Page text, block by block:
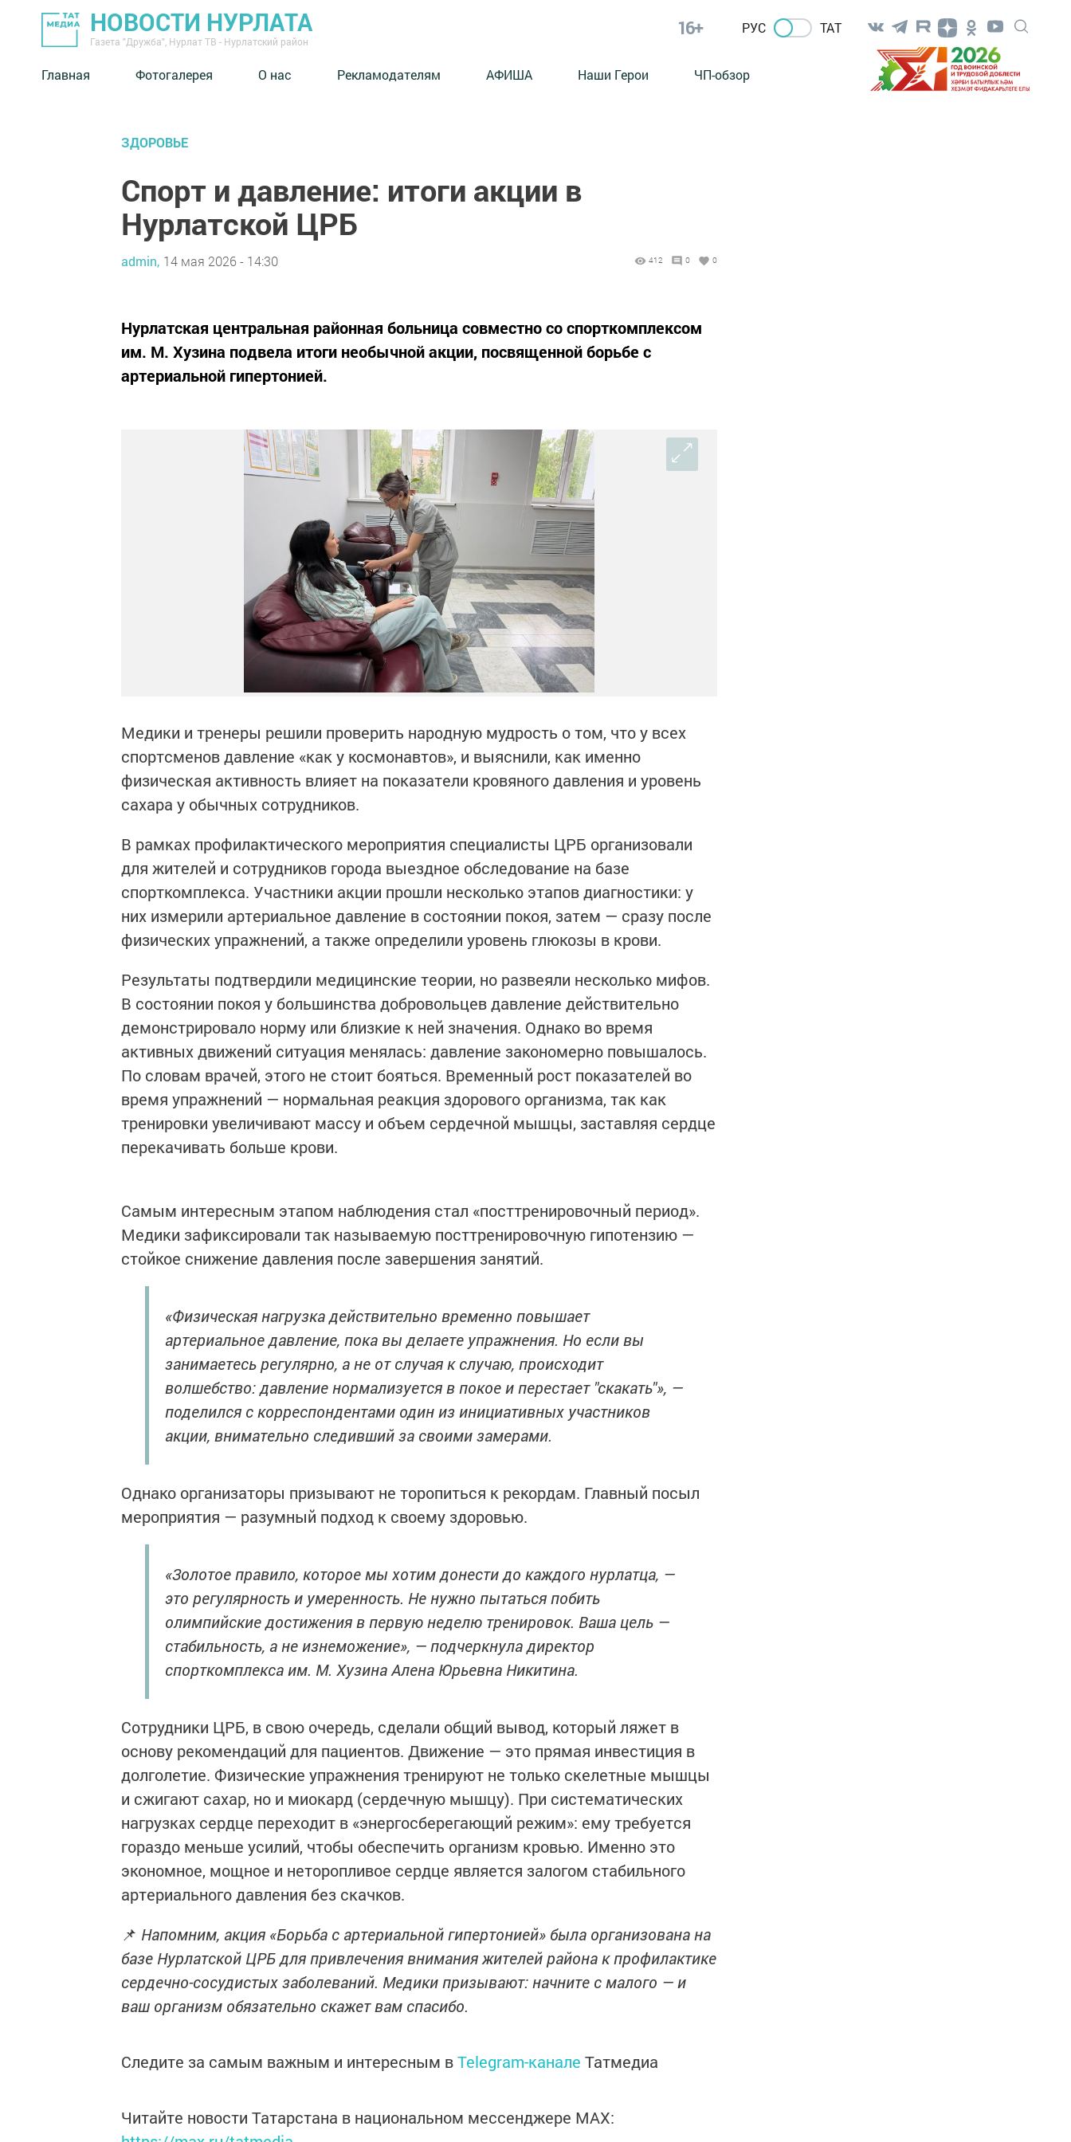
НОВОСТИ НУРЛАТА
Газета "Дружба", Нурлат ТВ - Нурлатский район
16+ РУС ТАТ
Главная Фотогалерея О нас Рекламодателям АФИША Наши Герои ЧП-обзор
ЗДОРОВЬЕ
Спорт и давление: итоги акции в
Нурлатской ЦРБ
admin, 14 мая 2026 - 14:30 412 0 0
Нурлатская центральная районная больница совместно со спорткомплексом
им. М. Хузина подвела итоги необычной акции, посвященной борьбе с
артериальной гипертонией.
Медики и тренеры решили проверить народную мудрость о том, что у всех
спортсменов давление «как у космонавтов», и выяснили, как именно
физическая активность влияет на показатели кровяного давления и уровень
сахара у обычных сотрудников.
В рамках профилактического мероприятия специалисты ЦРБ организовали
для жителей и сотрудников города выездное обследование на базе
спорткомплекса. Участники акции прошли несколько этапов диагностики: у
них измерили артериальное давление в состоянии покоя, затем — сразу после
физических упражнений, а также определили уровень глюкозы в крови.
Результаты подтвердили медицинские теории, но развеяли несколько мифов.
В состоянии покоя у большинства добровольцев давление действительно
демонстрировало норму или близкие к ней значения. Однако во время
активных движений ситуация менялась: давление закономерно повышалось.
По словам врачей, этого не стоит бояться. Временный рост показателей во
время упражнений — нормальная реакция здорового организма, так как
тренировки увеличивают массу и объем сердечной мышцы, заставляя сердце
перекачивать больше крови.
Самым интересным этапом наблюдения стал «посттренировочный период».
Медики зафиксировали так называемую посттренировочную гипотензию —
стойкое снижение давления после завершения занятий.
«Физическая нагрузка действительно временно повышает
артериальное давление, пока вы делаете упражнения. Но если вы
занимаетесь регулярно, а не от случая к случаю, происходит
волшебство: давление нормализуется в покое и перестает "скакать"», —
поделился с корреспондентами один из инициативных участников
акции, внимательно следивший за своими замерами.
Однако организаторы призывают не торопиться к рекордам. Главный посыл
мероприятия — разумный подход к своему здоровью.
«Золотое правило, которое мы хотим донести до каждого нурлатца, —
это регулярность и умеренность. Не нужно пытаться побить
олимпийские достижения в первую неделю тренировок. Ваша цель —
стабильность, а не изнеможение», — подчеркнула директор
спорткомплекса им. М. Хузина Алена Юрьевна Никитина.
Сотрудники ЦРБ, в свою очередь, сделали общий вывод, который ляжет в
основу рекомендаций для пациентов. Движение — это прямая инвестиция в
долголетие. Физические упражнения тренируют не только скелетные мышцы
и сжигают сахар, но и миокард (сердечную мышцу). При систематических
нагрузках сердце переходит в «энергосберегающий режим»: ему требуется
гораздо меньше усилий, чтобы обеспечить организм кровью. Именно это
экономное, мощное и неторопливое сердце является залогом стабильного
артериального давления без скачков.
📌 Напомним, акция «Борьба с артериальной гипертонией» была организована на
базе Нурлатской ЦРБ для привлечения внимания жителей района к профилактике
сердечно-сосудистых заболеваний. Медики призывают: начните с малого — и
ваш организм обязательно скажет вам спасибо.
Следите за самым важным и интересным вTelegram-канале Татмедиа
Читайте новости Татарстана в национальном мессенджере MАХ: